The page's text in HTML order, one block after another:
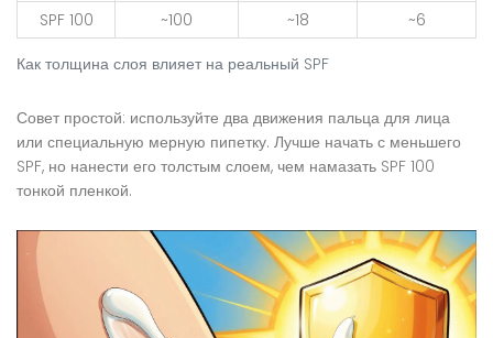
Как толщина слоя влияет на реальный SPF
SPF 100
~100 ~18 ~6
Совет простой: используйте два движения пальца для лица
или специальную мерную пипетку. Лучше начать с меньшего
SPF, но нанести его толстым слоем, чем намазать SPF 100
тонкой пленкой.